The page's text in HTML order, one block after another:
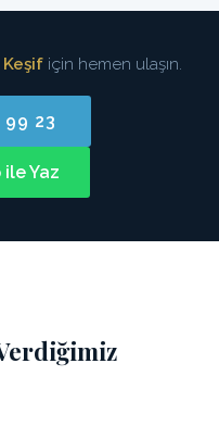
için hemen ulaşın.
99 23
Yaz